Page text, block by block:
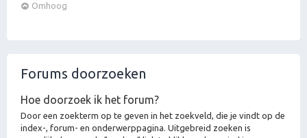
Omhoog
Forums doorzoeken
Hoe doorzoek ik het forum?
Door een zoekterm op te geven in het zoekveld, die je vindt op de
index-, forum- en onderwerppagina. Uitgebreid zoeken is